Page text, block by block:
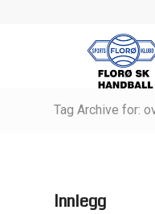
Tag Archive for:
Innlegg